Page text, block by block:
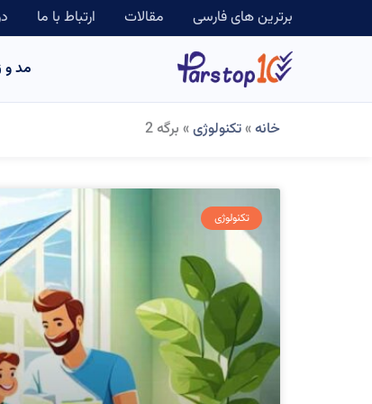
برترین های فارسی مقالات ارتباط با ما
مد و
خانه»تکنولوژی» برگه 2
تکنولوژی